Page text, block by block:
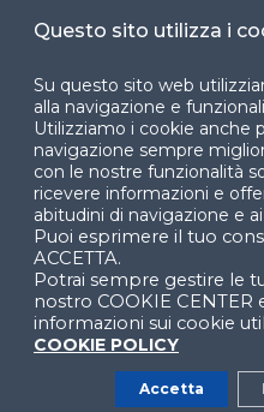
Facebook
YouTube X
© 2024 Copyright ©
di Ingegneria Gestionale
Questo sito utilizza i
Su questo sito web
alla navigazione e
Utilizziamo i cookie anche
navigazione sempre
con le nostre funzionalità
ricevere informazioni e
abitudini di navigazione e
Puoi esprimere il tuo
ACCETTA.
Potrai sempre gestire le
nostro COOKIE
informazioni sui cookie
COOKIE POLICY
Accetta